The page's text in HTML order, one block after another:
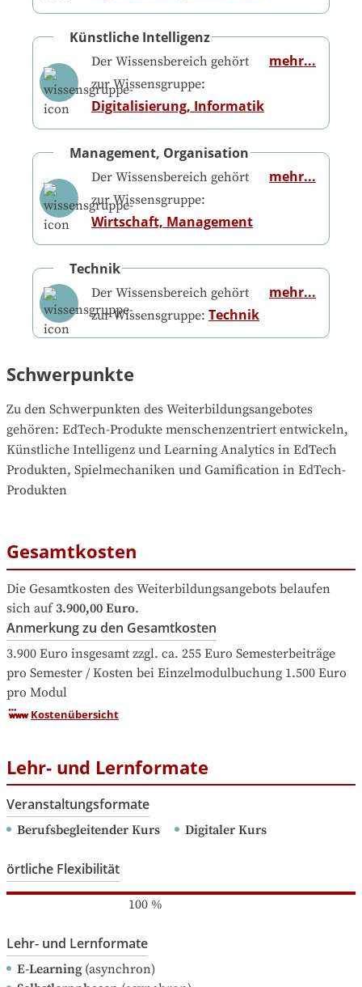
Künstliche Intelligenz
Der Wissensbereich gehört
zur Wissensgruppe:
Digitalisierung, Informatik
mehr...
Management, Organisation
Der Wissensbereich gehört
zur Wissensgruppe:
Wirtschaft, Management
mehr...
Technik
Der Wissensbereich gehört
zur Wissensgruppe: Technik
mehr...
Schwerpunkte
Zu den Schwerpunkten des Weiterbildungsangebotes
gehören: EdTech-Produkte menschenzentriert entwickeln,
Künstliche Intelligenz und Learning Analytics in EdTech
Produkten, Spielmechaniken und Gamification in EdTech-
Produkten
Gesamtkosten
Die Gesamtkosten des Weiterbildungsangebots belaufen
sich auf 3.900,00 Euro.
Anmerkung zu den Gesamtkosten
3.900 Euro insgesamt zzgl. ca. 255 Euro Semesterbeiträge
pro Semester / Kosten bei Einzelmodulbuchung 1.500 Euro
pro Modul
Kostenübersicht
Lehr- und Lernformate
Veranstaltungsformate
Berufsbegleitender Kurs Digitaler Kurs
örtliche Flexibilität
100 %
Lehr- und Lernformate
E-Learning(asynchron)